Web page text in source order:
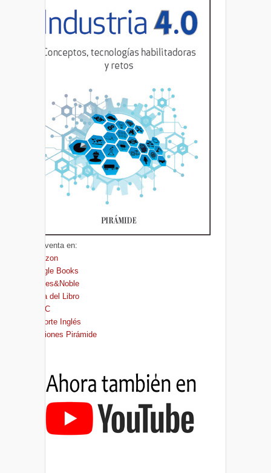
A la venta en:
Amazon
Google Books
Barnes&Noble
Casa del Libro
FNAC
El Corte Inglés
Ediciones Pirámide